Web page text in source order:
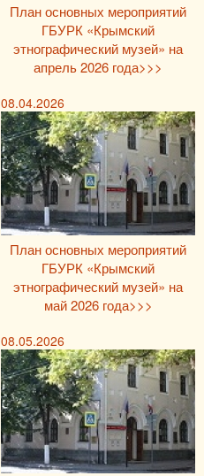
План основных мероприятий
ГБУРК «Крымский
этнографический музей» на
апрель 2026 года>>>
08.04.2026
План основных мероприятий
ГБУРК «Крымский
этнографический музей» на
май 2026 года>>>
08.05.2026